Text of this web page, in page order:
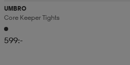
UMBRO
Core Keeper Tights
599:-